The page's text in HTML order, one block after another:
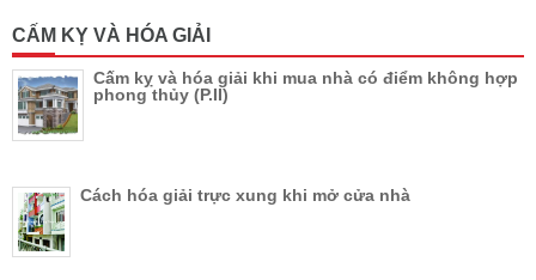
CẤM KỴ VÀ HÓA GIẢI
Cấm kỵ và hóa giải khi mua nhà có điểm không hợp
phong thủy (P.II)
Cách hóa giải trực xung khi mở cửa nhà